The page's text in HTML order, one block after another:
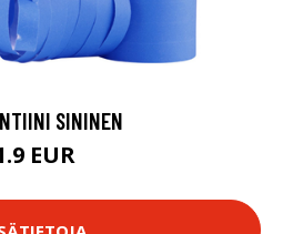
SININEN
EUR